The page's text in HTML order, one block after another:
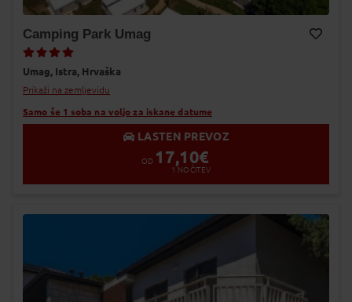
Camping Park Umag
Umag, Istra, Hrvaška
Prikaži na zemljevidu
Samo še 1 soba na voljo za iskane datume
LASTEN PREVOZ
OD 17,10€
1 NOČITEV